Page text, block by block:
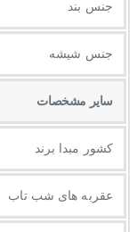
جنس بند
جنس شیشه
ساير مشخصات
کشور مبدا برند
عقربه های شب تاب